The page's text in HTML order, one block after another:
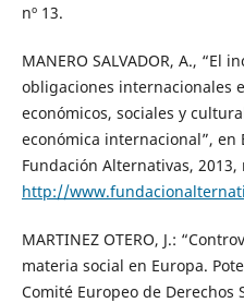
nº 13.
MANERO SALVADOR, A., “El
obligaciones internacionales
económicos, sociales y
económica internacional”, en
Fundación Alternativas, 2013,
http://
MARTINEZ OTERO, J.:
materia social en Europa.
Comité Europeo de Derechos